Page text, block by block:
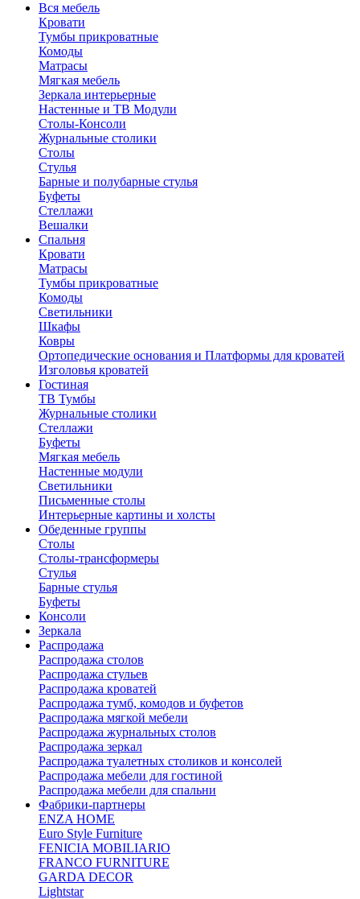
Вся мебель
Кровати
Тумбы прикроватные
Комоды
Матрасы
Мягкая мебель
Зеркала интерьерные
Настенные и ТВ Модули
Столы-Консоли
Журнальные столики
Столы
Стулья
Барные и полубарные стулья
Буфеты
Стеллажи
Вешалки
Cпальня
Кровати
Матрасы
Тумбы прикроватные
Комоды
Светильники
Шкафы
Ковры
Ортопедические основания и Платформы для кроватей
Изголовья кроватей
Гостиная
ТВ Тумбы
Журнальные столики
Стеллажи
Буфеты
Мягкая мебель
Настенные модули
Светильники
Письменные столы
Интерьерные картины и холсты
Обеденные группы
Столы
Столы-трансформеры
Стулья
Барные стулья
Буфеты
Консоли
Зеркала
Распродажа
Распродажа столов
Распродажа стульев
Распродажа кроватей
Распродажа тумб, комодов и буфетов
Распродажа мягкой мебели
Распродажа журнальных столов
Распродажа зеркал
Распродажа туалетных столиков и консолей
Распродажа мебели для гостиной
Распродажа мебели для спальни
Фабрики-партнеры
ENZA HOME
Euro Style Furniture
FENICIA MOBILIARIO
FRANCO FURNITURE
GARDA DECOR
Lightstar